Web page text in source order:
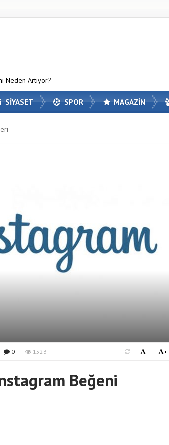
MC Server Kirala Paketleri ile Kendi Minecraft
SİYASET SPOR MAGAZİN
0 1523 +
-
Beğeni